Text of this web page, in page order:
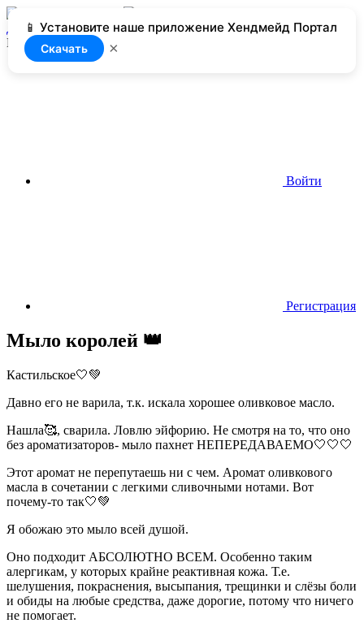
📱 Установите наше приложение Хендмейд Портал
Скачать ×
Добавить
Нет доступа
Войти
Регистрация
Мыло королей 👑
Кастильское🤍💚
Давно его не варила, т.к. искала хорошее оливковое масло.
Нашла🥰, сварила. Ловлю эйфорию. Не смотря на то, что оно
без ароматизаторов- мыло пахнет НЕПЕРЕДАВАЕМО🤍🤍🤍
Этот аромат не перепутаешь ни с чем. Аромат оливкового
масла в сочетании с легкими сливочными нотами. Вот
почему-то так🤍💚
Я обожаю это мыло всей душой.
Оно подходит АБСОЛЮТНО ВСЕМ. Особенно таким
алергикам, у которых крайне реактивная кожа. Т.е.
шелушения, покраснения, высыпания, трещинки и слёзы боли
и обиды на любые средства, даже дорогие, потому что ничего
не помогает.